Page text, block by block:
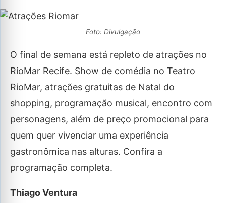
Foto: Divulgação
O final de semana está repleto de atrações no
RioMar Recife. Show de comédia no Teatro
RioMar, atrações gratuitas de Natal do
shopping, programação musical, encontro com
personagens, além de preço promocional para
quem quer vivenciar uma experiência
gastronômica nas alturas. Confira a
programação completa.
Thiago Ventura